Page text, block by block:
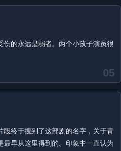
05
伤的永远是弱者。两个小孩子演员很
段终于搜到了这部剧的名字，关于青
最早从这里得到的。印象中一直认为